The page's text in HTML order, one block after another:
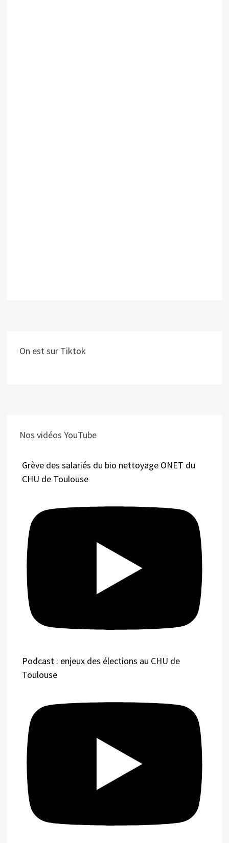
On est sur Tiktok
Nos vidéos YouTube
Grève des salariés du bio nettoyage ONET du
CHU de Toulouse
Podcast : enjeux des élections au CHU de
Toulouse